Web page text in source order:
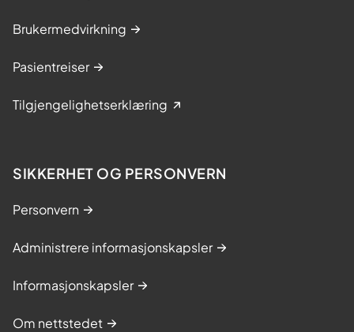
Brukermedvirkning
Pasientreiser
Tilgjengelighetserklæring
SIKKERHET OG PERSONVERN
Personvern
Administrere informasjonskapsler
Informasjonskapsler
Om nettstedet